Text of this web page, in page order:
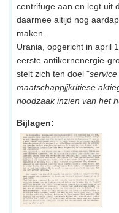
centrifuge aan en legt uit
daarmee altijd nog
maken.
Urania, opgericht in april
eerste antikernenergie-
stelt zich ten doel "
maatschappjjkritiese
noodzaak inzien van het
Bijlagen: